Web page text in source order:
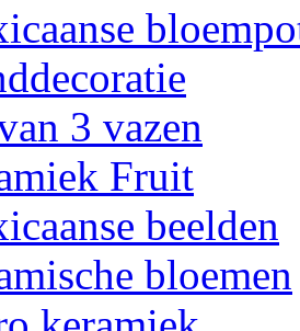
3 vazen
Fruit
beelden
bloemen